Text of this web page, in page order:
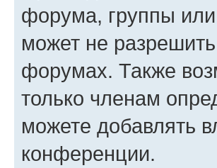
форума, группы
может не
форумах. Также
только членам
можете добавлять
конференции.